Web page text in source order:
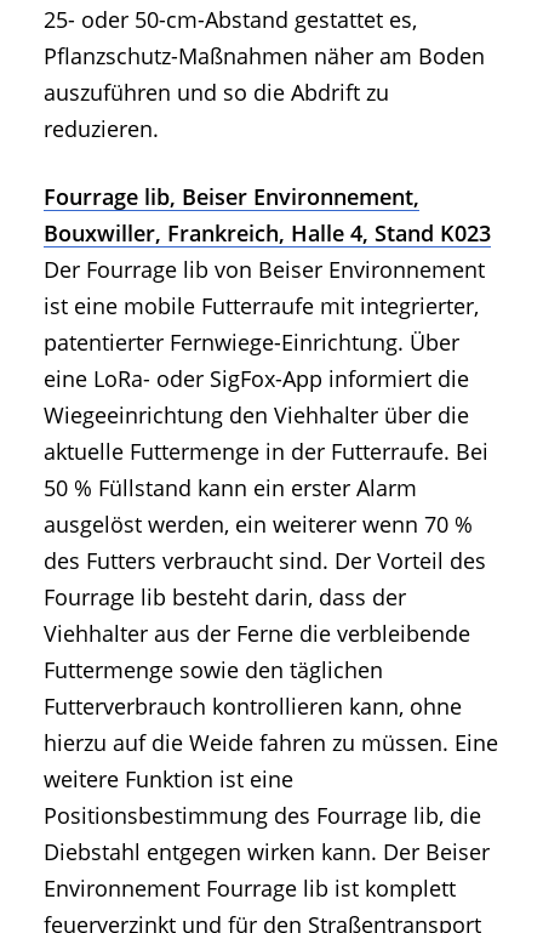
25- oder 50-cm-Abstand gestattet es,
Pflanzschutz-Maßnahmen näher am Boden
auszuführen und so die Abdrift zu
reduzieren.
Fourrage lib, Beiser Environnement,
Bouxwiller, Frankreich, Halle 4, Stand K023
Der Fourrage lib von Beiser Environnement
ist eine mobile Futterraufe mit integrierter,
patentierter Fernwiege-Einrichtung. Über
eine LoRa- oder SigFox-App informiert die
Wiegeeinrichtung den Viehhalter über die
aktuelle Futtermenge in der Futterraufe. Bei
50 % Füllstand kann ein erster Alarm
ausgelöst werden, ein weiterer wenn 70 %
des Futters verbraucht sind. Der Vorteil des
Fourrage lib besteht darin, dass der
Viehhalter aus der Ferne die verbleibende
Futtermenge sowie den täglichen
Futterverbrauch kontrollieren kann, ohne
hierzu auf die Weide fahren zu müssen. Eine
weitere Funktion ist eine
Positionsbestimmung des Fourrage lib, die
Diebstahl entgegen wirken kann. Der Beiser
Environnement Fourrage lib ist komplett
feuerverzinkt und für den Straßentransport